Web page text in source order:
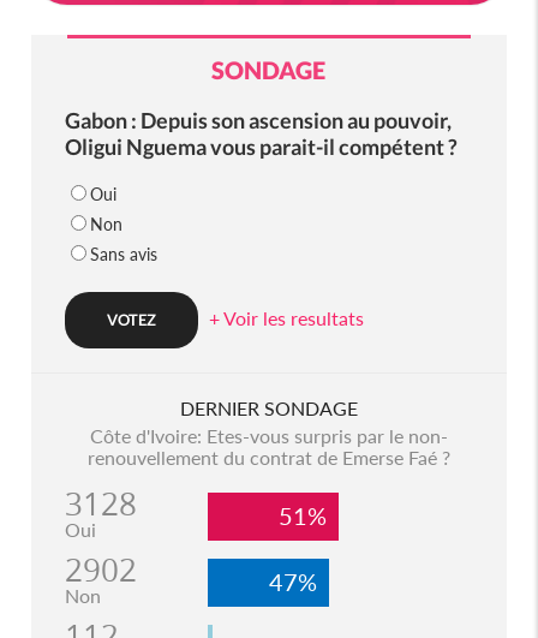
SONDAGE
Gabon : Depuis son ascension au pouvoir,
Oligui Nguema vous parait-il compétent ?
Oui
Non
Sans avis
+ Voir les resultats
DERNIER SONDAGE
Côte d'Ivoire: Etes-vous surpris par le non-
renouvellement du contrat de Emerse Faé ?
3128
Oui 51%
2902
Non 47%